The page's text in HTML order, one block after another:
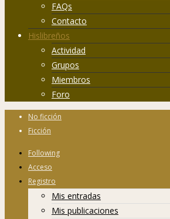
FAQs
Contacto
Hislibreños
Actividad
Grupos
Miembros
Foro
No ficción
Ficción
Following
Acceso
Registro
Mis entradas
Mis publicaciones